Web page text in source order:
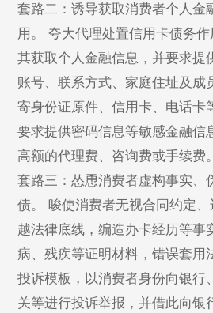
套路二：诱导获取消费者个人金
用。 夸大代理处置信用卡债务
其获取个人金融信息，并要求提
账号、联系方式、家庭住址及成
寄身份证原件、信用卡、电话卡
要求提供密码信息等敏感金融信
高额的代理费、咨询费或手续费。
套路三：怂恿消费者虚构事实、
债。 唆使消费者无视合同约定
越法律底线，编造办卡经历等事
病、残疾等证明材料，错误套用
投诉模板，以消费者身份向银行
关等进行投诉举报，并借此向银